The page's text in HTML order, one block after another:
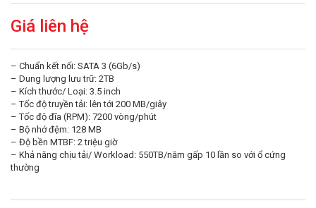
Giá liên hệ
– Chuẩn kết nối: SATA 3 (6Gb/s)
– Dung lượng lưu trữ: 2TB
– Kích thước/ Loại: 3.5 inch
– Tốc độ truyền tải: lên tới 200 MB/giây
– Tốc độ đĩa (RPM): 7200 vòng/phút
– Bộ nhớ đệm: 128 MB
– Độ bền MTBF: 2 triệu giờ
– Khả năng chịu tải/ Workload: 550TB/năm gấp 10 lần so với ổ cứng
thường